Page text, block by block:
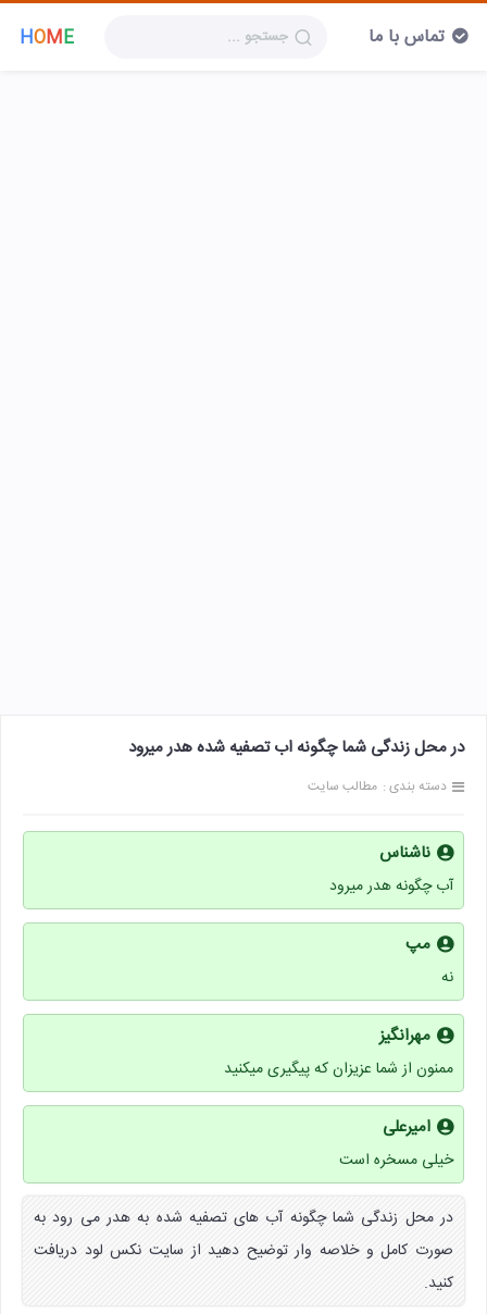
HOME تماس با ما
در محل زندگی شما چگونه اب تصفیه شده هدر میرود
دسته بندی : مطالب سایت
ناشناس
آب چگونه هدر میرود
مپ
نه
مهرانگیز
ممنون از شما عزیزان که پیگیری میکنید
امیرعلی
خیلی مسخره است
در محل زندگی شما چگونه آب های تصفیه شده به هدر می رود به
صورت کامل و خلاصه وار توضیح دهید از سایت نکس لود دریافت
کنید.